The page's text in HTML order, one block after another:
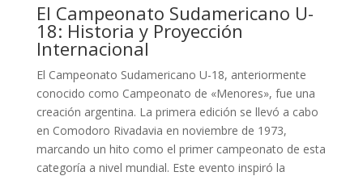
El Campeonato Sudamericano U-
18: Historia y Proyección
Internacional
El Campeonato Sudamericano U-18, anteriormente
conocido como Campeonato de «Menores», fue una
creación argentina. La primera edición se llevó a cabo
en Comodoro Rivadavia en noviembre de 1973,
marcando un hito como el primer campeonato de esta
categoría a nivel mundial. Este evento inspiró la